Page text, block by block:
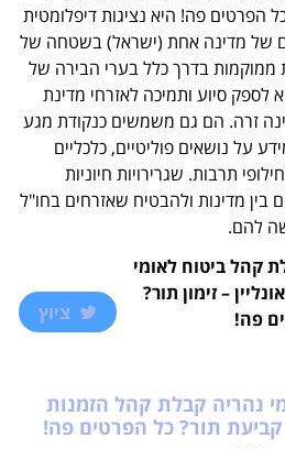
של מדינה אחת (ישראל) בשטחה של
ממוקמות בדרך כלל בערי הבירה של
לספק סיוע ותמיכה לאזרחי מדינת
זרה. הם גם משמשים כנקודת מגע
על נושאים פוליטיים, כלכליים
תרבות. שגרירויות חיוניות
מדינות ולהבטיח שאזרחים בחו"ל
להם.
קהל ביטוח לאומי
– זימון תור?
פה!
קביעת תור? כל הפרטים פה!
פרטים »